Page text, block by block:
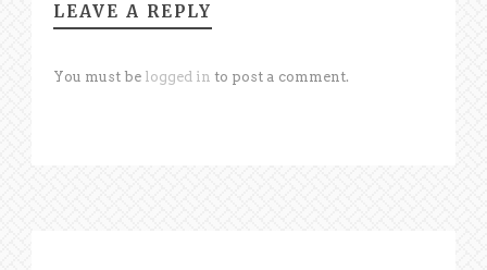
LEAVE A REPLY
You must be logged in to post a comment.